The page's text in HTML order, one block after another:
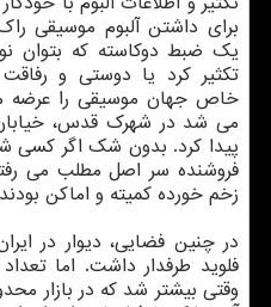
برای داشتن آلبوم موسیقی
یک ضبط دوکاسته که بتوان
تکثیر کرد یا دوستی و
خاص جهان موسیقی را عرضه
می شد در شهرک قدس،
پیدا کرد. بدون شک اگر کسی
فروشنده سر اصل مطلب می
زخم خورده کمیته و اماکن
در چنین فضایی، دیوار در
فلوید طرفدار داشت. اما تعداد
وقتی بیشتر شد که در بازار